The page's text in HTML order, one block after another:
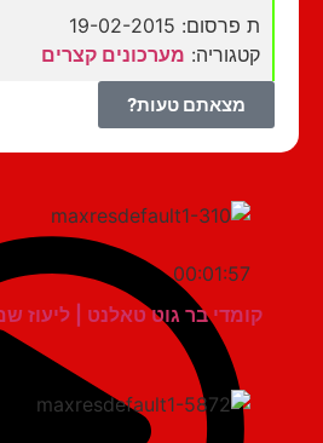
ת פרסום: 19-02-2015
קטגוריה:מערכונים קצרים
מצאתם טעות?
00:01:57
קומדי בר גוט טאלנט | ליעוז שם טוב